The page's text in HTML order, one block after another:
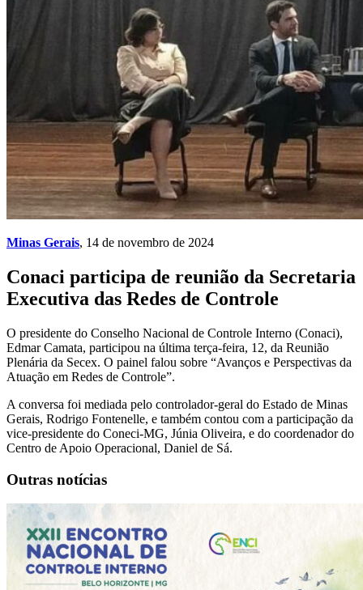
Minas Gerais, 14 de novembro de 2024
Conaci participa de reunião da Secretaria
Executiva das Redes de Controle
O presidente do Conselho Nacional de Controle Interno (Conaci),
Edmar Camata, participou na última terça-feira, 12, da Reunião
Plenária da Secex. O painel falou sobre “Avanços e Perspectivas da
Atuação em Redes de Controle”.
A conversa foi mediada pelo controlador-geral do Estado de Minas
Gerais, Rodrigo Fontenelle, e também contou com a participação da
vice-presidente do Coneci-MG, Júnia Oliveira, e do coordenador do
Centro de Apoio Operacional, Daniel de Sá.
Outras notícias